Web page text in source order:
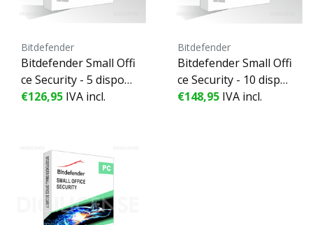
Bitdefender
Bitdefender Small Offi
ce Security - 5 disposi
tivos - 3 Años
€126,95 IVA incl.
Bitdefender
Bitdefender Small Offi
ce Security - 10 dispo
sitivos - 2 Años
€148,95 IVA incl.